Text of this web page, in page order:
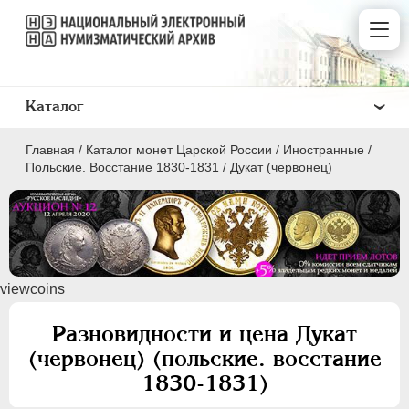
Главная / Каталог монет Царской России / Иностранные /
Польские. Восстание 1830-1831 / Дукат (червонец)
viewcoins
Разновидности и цена Дукат
(червонец) (польские. восстание
1830-1831)
Каталог
ПEТР I 1699 - 1725
ЕКАТЕРИНА I
АННА ИОАННОВНА 1730-1740
ИОАНН АНТОНОВИЧ 1740-1741
1741-1762